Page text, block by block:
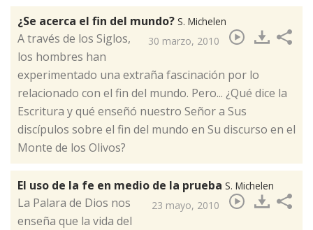
¿Se acerca el fin del mundo? S. Michelen
30 marzo, 2010
​A través de los Siglos,
los hombres han
experimentado una extraña fascinación por lo
relacionado con el fin del mundo. Pero... ¿Qué dice la
Escritura y qué enseñó nuestro Señor a Sus
discípulos sobre el fin del mundo en Su discurso en el
Monte de los Olivos?
El uso de la fe en medio de la prueba S. Michelen
23 mayo, 2010
​La Palara de Dios nos
enseña que la vida del